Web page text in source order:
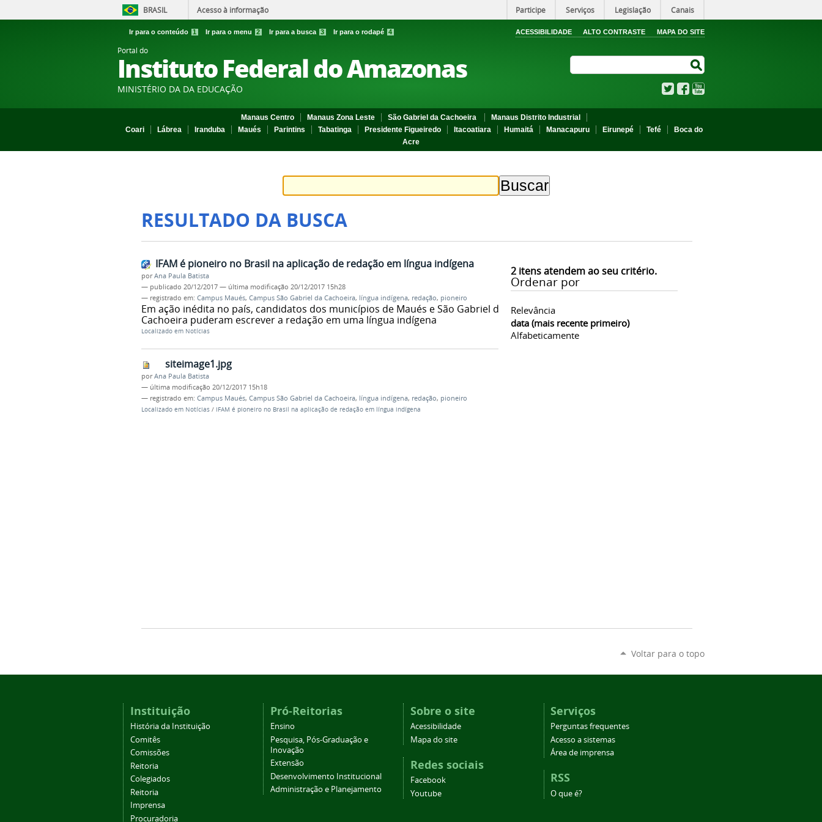
BRASIL Acesso à informação Participe Serviços Legislação Canais
Ir para o conteúdo 1 Ir para o menu 2 Ir para a busca 3 Ir para o rodapé 4 ACESSIBILIDADE ALTO CONTRASTE MAPA DO SITE
Portal do
Instituto Federal do Amazonas
MINISTÉRIO DA DA EDUCAÇÃO TwitterFacebook
Manaus Centro Manaus Zona Leste São Gabriel da Cachoeira
Manaus Distrito Industrial
Coari
Lábrea Iranduba Maués Parintins Tabatinga Presidente Figueiredo Itacoatiara Humaitá Manacapuru Eirunepé Tefé
Boca do
Acre
RESULTADO DA BUSCA
2itens atendem ao seu critério.
Ordenar por
Relevância
data (mais recente primeiro)
Alfabeticamente
IFAM é pioneiro no Brasil na aplicação de redação em língua indígena
porAna Paula Batista
— publicado 20/12/2017 — última modificação 20/12/2017 15h28
— registrado em: Campus Maués, Campus São Gabriel da Cachoeira, língua indígena, redação, pioneiro
Em ação inédita no país, candidatos dos municípios de Maués e São Gabriel da
Cachoeira puderam escrever a redação em uma língua indígena
Localizado em Notícias
siteimage1.jpg
porAna Paula Batista
— última modificação 20/12/2017 15h18
— registrado em: Campus Maués, Campus São Gabriel da Cachoeira, língua indígena, redação, pioneiro
Localizado em Notícias / IFAM é pioneiro no Brasil na aplicação de redação em língua indígena
Voltar para o topo
Instituição
História da Instituição
Comitês
Comissões
Reitoria
Colegiados
Reitoria
Imprensa
Procuradoria
Pró-Reitorias
Ensino
Pesquisa, Pós-Graduação e
Inovação
Extensão
Desenvolvimento Institucional
Administração e Planejamento
Sobre o site
Acessibilidade
Mapa do site
Redes sociais
Facebook
Youtube
Serviços
Perguntas frequentes
Acesso a sistemas
Área de imprensa
RSS
O que é?